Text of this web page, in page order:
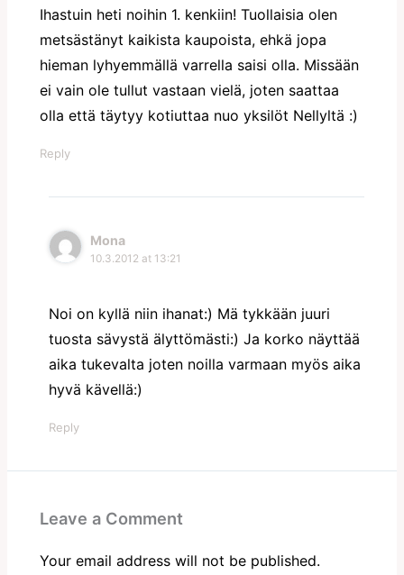
Ihastuin heti noihin 1. kenkiin! Tuollaisia olen
metsästänyt kaikista kaupoista, ehkä jopa
hieman lyhyemmällä varrella saisi olla. Missään
ei vain ole tullut vastaan vielä, joten saattaa
olla että täytyy kotiuttaa nuo yksilöt Nellyltä :)
Reply
Mona
10.3.2012 at 13:21
Noi on kyllä niin ihanat:) Mä tykkään juuri
tuosta sävystä älyttömästi:) Ja korko näyttää
aika tukevalta joten noilla varmaan myös aika
hyvä kävellä:)
Reply
Leave a Comment
Your email address will not be published.